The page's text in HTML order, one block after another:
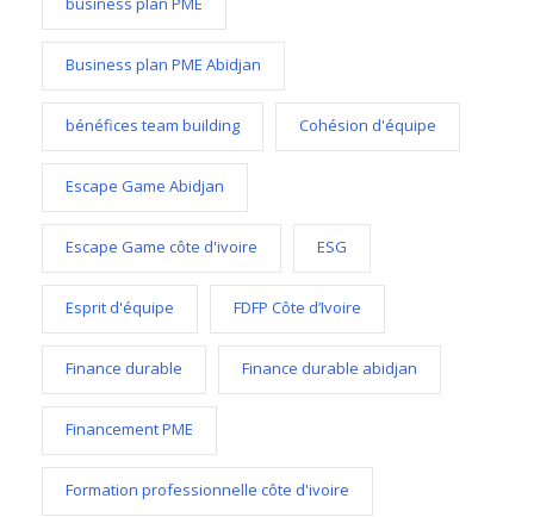
Business plan PME Abidjan
bénéfices team building Cohésion d'équipe
Escape Game Abidjan
Escape Game côte d'ivoire ESG
Esprit d'équipe FDFP Côte d’Ivoire
Finance durable Finance durable abidjan
Financement PME
Formation professionnelle côte d'ivoire